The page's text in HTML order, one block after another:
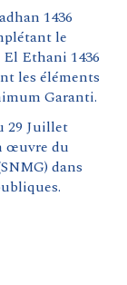
1436
le
Ethani 1436
les éléments
Garanti.
29 Juillet
œuvre du
dans